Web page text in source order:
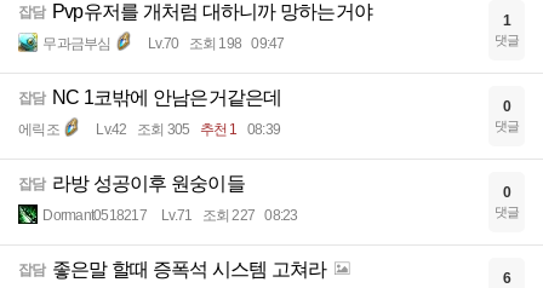
잡담 Pvp유저를 개처럼 대하니까 망하는거야
무과금부심 Lv.70 조회 198 09:47
1
댓글
잡담 NC 1코밖에 안남은거같은데
에릭조 Lv.42 조회 305 추천 1 08:39
0
댓글
잡담 라방 성공이후 원숭이들
Dormant0518217 Lv.71 조회 227 08:23
0
댓글
잡담 좋은말 할때 증폭석 시스템 고쳐라 6